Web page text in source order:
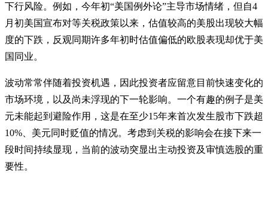
下行风险。例如，今年初“美国例外论”主导市场情绪，但自4
月初美国宣布对等关税政策以来，估值较高的美股出现较大幅
度的下跌，反观同期许多年初时估值偏低的欧股表现却优于美
国同业。
波动常常伴随着投资机遇，因此投资者应留意目前快速变化的
市场环境，以及尚未浮现的下一轮影响。一个有趣的例子是美
元未能起到避险作用，这是在至少15年来首次发生股市下跌超
10%、美元同时贬值的情况。考虑到关税的影响会在接下来一
段时间持续显现，当前的波动突显出主动投资及审慎选股的重
要性。